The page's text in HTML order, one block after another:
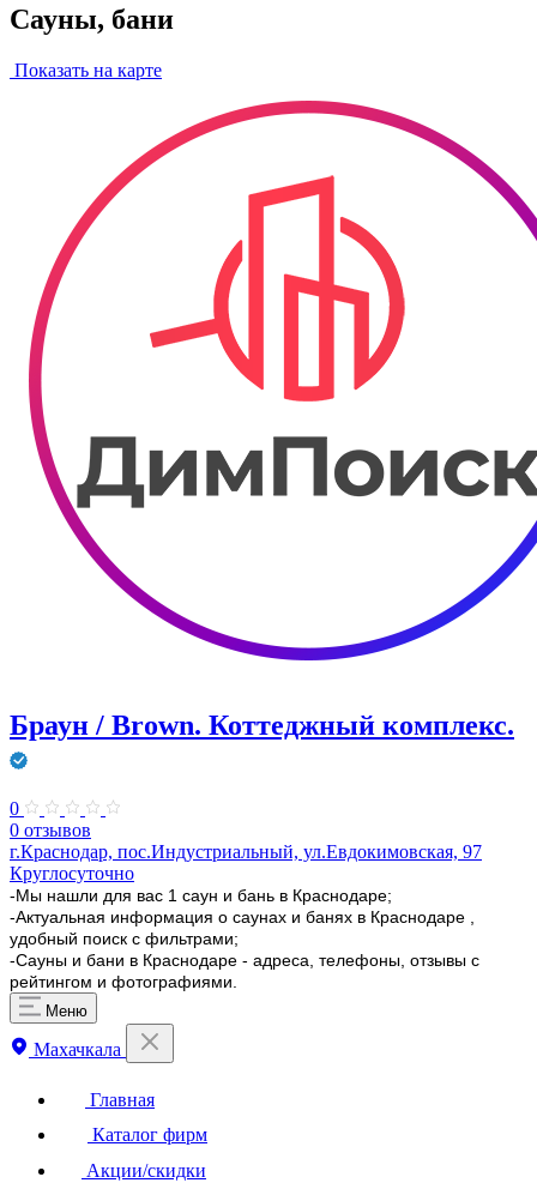
Сауны, бани
Показать на карте
Браун / Brown. Коттеджный комплекс.
0
0 отзывов
г.Краснодар, пос.Индустриальный, ул.Евдокимовская, 97
Круглосуточно
-Мы нашли для вас 1 саун и бань в Краснодаре;
-Актуальная информация о саунах и банях в Краснодаре ,
удобный поиск с фильтрами;
-Сауны и бани в Краснодаре - адреса, телефоны, отзывы с
рейтингом и фотографиями.
Меню
Махачкала
Главная
Каталог фирм
Акции/скидки